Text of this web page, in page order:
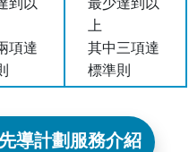
到以
項達
最少達到以
上
其中三項達
標準則
導計劃服務介紹